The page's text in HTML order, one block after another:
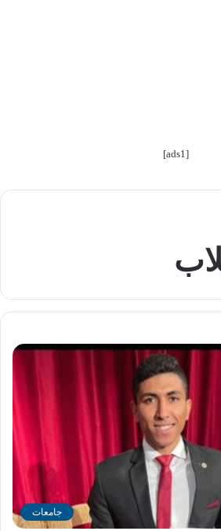
[ads1]
جامعات